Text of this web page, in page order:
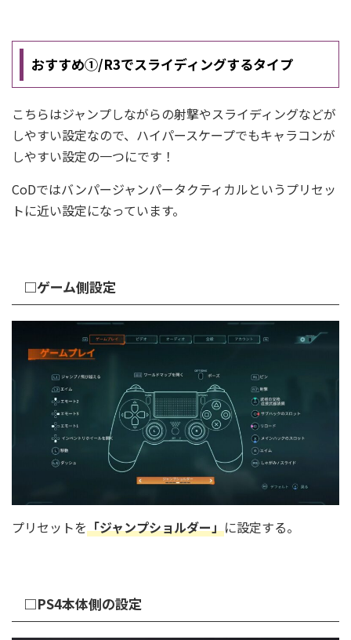
おすすめ①/R3でスライディングするタイプ
こちらはジャンプしながらの射撃やスライディングなどが
しやすい設定なので、ハイパースケープでもキャラコンが
しやすい設定の一つにです！
CoDではバンパージャンパータクティカルというプリセッ
トに近い設定になっています。
□ゲーム側設定
プリセットを「ジャンプショルダー」に設定する。
□PS4本体側の設定